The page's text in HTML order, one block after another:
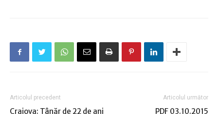
Articolul precedent
Craiova: Tânăr de 22 de ani
Articolul următor
PDF 03.10.2015